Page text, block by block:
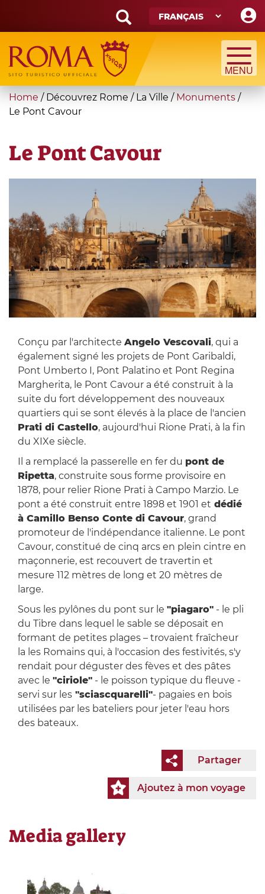
main
content
Search
form
Recherche
You
are
Home / Découvrez Rome / La Ville / Monuments /
Le Pont Cavour
Le Pont Cavour
Conçu par l'architecte Angelo Vescovali, qui a
également signé les projets de Pont Garibaldi,
Pont Umberto I, Pont Palatino et Pont Regina
Margherita, le Pont Cavour a été construit à la
suite du fort développement des nouveaux
quartiers qui se sont élevés à la place de l'ancien
Prati di Castello, aujourd'hui Rione Prati, à la fin
du XIXe siècle.
Il a remplacé la passerelle en fer du pont de
Ripetta, construite sous forme provisoire en
1878, pour relier Rione Prati à Campo Marzio. Le
pont a été construit entre 1898 et 1901 et dédié
à Camillo Benso Conte di Cavour, grand
promoteur de l'indépendance italienne. Le pont
Cavour, constitué de cinq arcs en plein cintre en
maçonnerie, est recouvert de travertin et
mesure 112 mètres de long et 20 mètres de
large.
Sous les pylônes du pont sur le "piagaro"- le pli
du Tibre dans lequel le sable se déposait en
formant de petites plages – trovaient fraîcheur
la les Romains qui, à l'occasion des festivités, s'y
rendait pour déguster des fèves et des pâtes
avec le "ciriole"- le poisson typique du fleuve -
servi sur les"sciascquarelli"- pagaies en bois
utilisées par les bateliers pour jeter l'eau hors
des bateaux.
Partager
Ajoutez à mon voyage
Media gallery